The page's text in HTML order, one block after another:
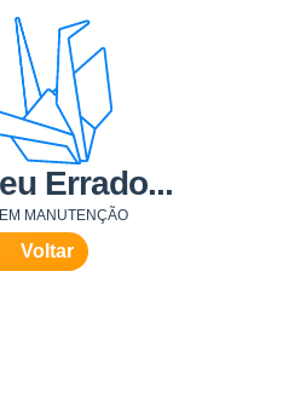
Errado...
MANUTENÇÃO
Voltar